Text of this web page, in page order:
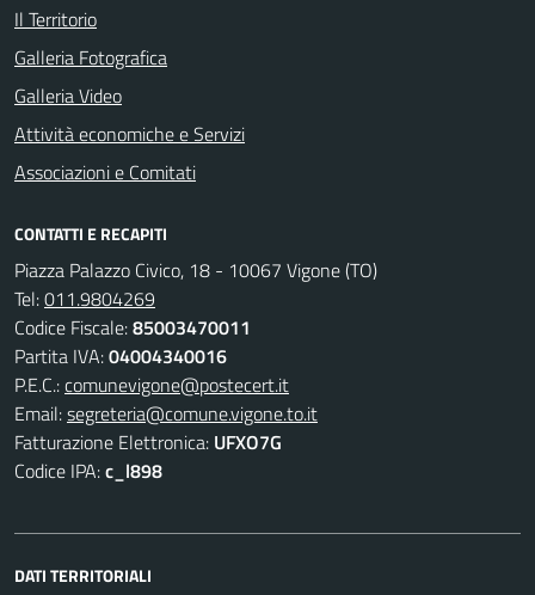
Il Territorio
Galleria Fotografica
Galleria Video
Attività economiche e Servizi
Associazioni e Comitati
CONTATTI E RECAPITI
Piazza Palazzo Civico, 18 - 10067 Vigone (TO)
Tel:011.9804269
Codice Fiscale:85003470011
Partita IVA:04004340016
P.E.C.:comunevigone@postecert.it
Email:segreteria@comune.vigone.to.it
Fatturazione Elettronica: UFXO7G
Codice IPA:c_l898
DATI TERRITORIALI